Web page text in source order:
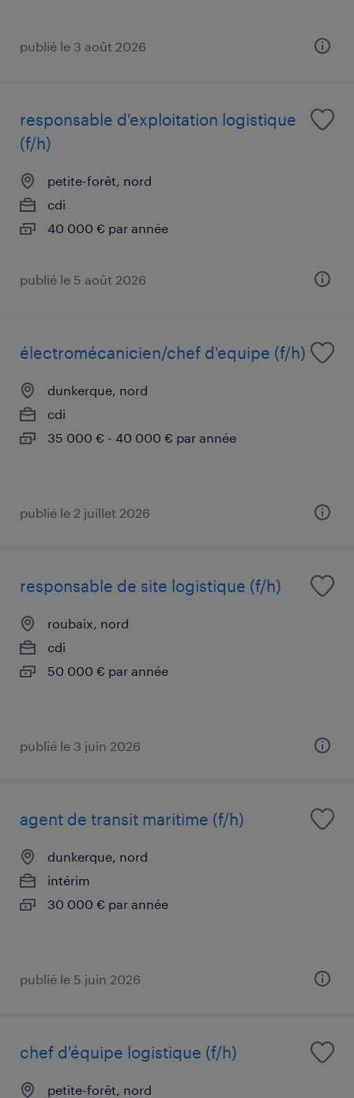
publié le 3 août 2026
responsable d'exploitation logistique
(f/h)
petite-forêt, nord
cdi
40 000 € par année
publié le 5 août 2026
électromécanicien/chef d'equipe (f/h)
dunkerque, nord
cdi
35 000 € - 40 000 € par année
publié le 2 juillet 2026
responsable de site logistique (f/h)
roubaix, nord
cdi
50 000 € par année
publié le 3 juin 2026
agent de transit maritime (f/h)
dunkerque, nord
intérim
30 000 € par année
publié le 5 juin 2026
chef d'équipe logistique (f/h)
petite-forêt, nord